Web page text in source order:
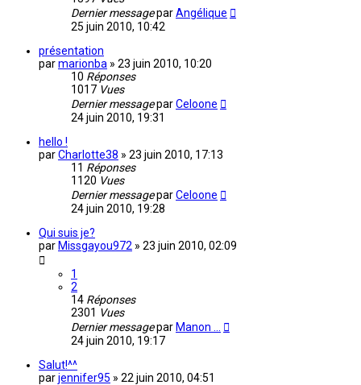
Dernier messageparAngélique
25 juin 2010, 10:42
présentation
parmarionba » 23 juin 2010, 10:20
10 Réponses
1017 Vues
Dernier messageparCeloone
24 juin 2010, 19:31
hello !
parCharlotte38 » 23 juin 2010, 17:13
11 Réponses
1120 Vues
Dernier messageparCeloone
24 juin 2010, 19:28
Qui suis je?
par Missgayou972 » 23 juin 2010, 02:09
1
2
14 Réponses
2301 Vues
Dernier messagepar Manon ...
24 juin 2010, 19:17
Salut!^^
parjennifer95 » 22 juin 2010, 04:51